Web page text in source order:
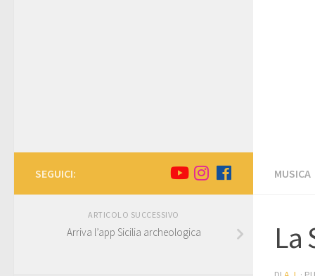
MUSICA
La
SEGUICI:
ARTICOLO SUCCESSIVO
Arriva l’app Sicilia archeologica